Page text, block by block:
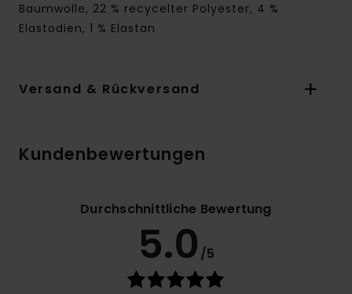
Baumwolle, 22 % recycelter Polyester, 4 %
Elastodien, 1 % Elastan
Versand & Rückversand
Kundenbewertungen
Durchschnittliche Bewertung
5.0 /5